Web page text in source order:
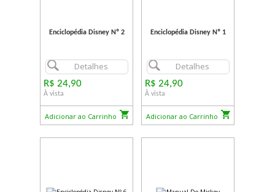
Enciclopédia Disney Nº 2
Detalhes
R$ 24,90
À vista
Adicionar ao Carrinho
Enciclopédia Disney Nº 1
Detalhes
R$ 24,90
À vista
Adicionar ao Carrinho